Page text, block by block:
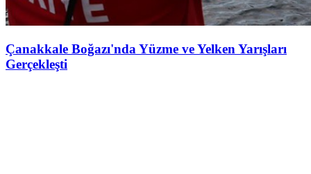
Çanakkale Boğazı'nda Yüzme ve Yelken Yarışları
Gerçekleşti